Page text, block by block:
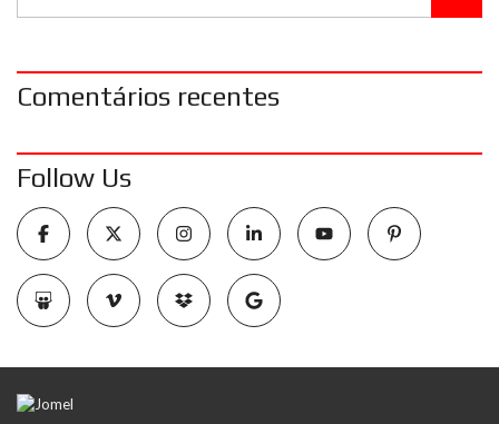
Comentários recentes
Follow Us